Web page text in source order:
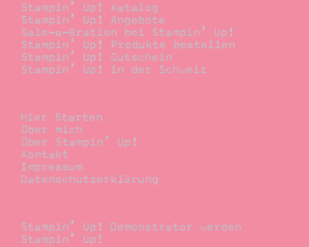
Stampin’ Up! Katalog
Stampin’ Up! Angebote
Sale-a-Bration bei Stampin’ Up!
Stampin’ Up! Produkte bestellen
Stampin’ Up! Gutschein
Stampin’ Up! in der Schweiz
Hier Starten
Über mich
Über Stampin’ Up!
Kontakt
Impressum
Datenschutzerklärung
Stampin’ Up! Demonstrator werden
Stampin’ Up!